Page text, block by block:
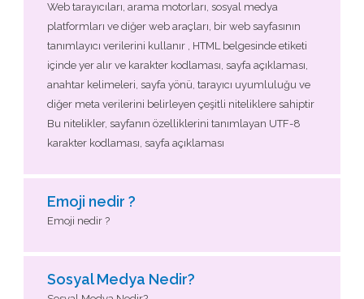
Web tarayıcıları, arama motorları, sosyal medya
platformları ve diğer web araçları, bir web sayfasının
tanımlayıcı verilerini kullanır , HTML belgesinde etiketi
içinde yer alır ve karakter kodlaması, sayfa açıklaması,
anahtar kelimeleri, sayfa yönü, tarayıcı uyumluluğu ve
diğer meta verilerini belirleyen çeşitli niteliklere sahiptir
Bu nitelikler, sayfanın özelliklerini tanımlayan UTF-8
karakter kodlaması, sayfa açıklaması
Emoji nedir ?
Emoji nedir ?
Sosyal Medya Nedir?